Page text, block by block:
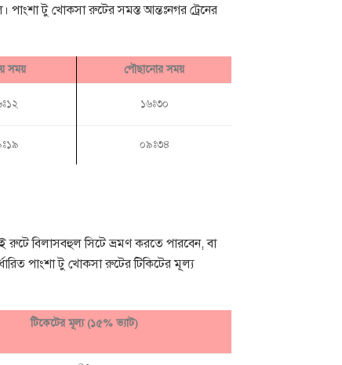
পাংশা টু খোকসা রুটের সমস্ত আন্তঃনগর ট্রেনের
সময় পৌছানোর সময়
১৬ঃ৩০
০৯ঃ৩৪
বিলাসবহুল সিটে ভ্রমণ করতে পারবেন, বা
পাংশা টু খোকসা রুটের টিকিটের মূল্য
টিকেটের মূল্য (১৫% ভ্যাট)